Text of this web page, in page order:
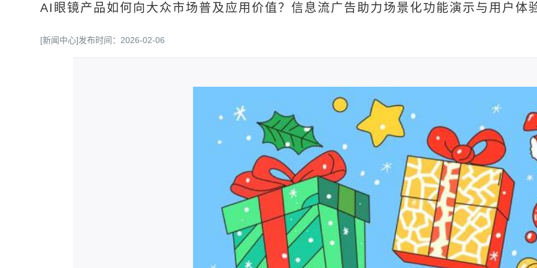
AI眼镜产品如何向大众市场普及应用价值？信息流广告助力场景化功能演示与用户体
[新闻中心]发布时间：2026-02-06